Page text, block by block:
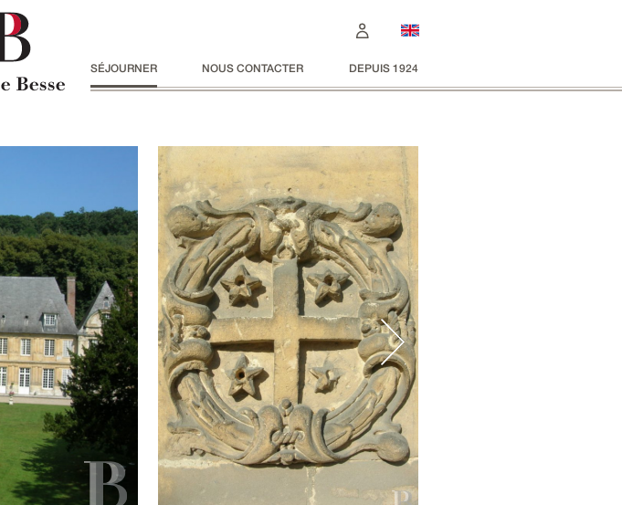
SÉJOURNER NOUS CONTACTER DEPUIS 1924